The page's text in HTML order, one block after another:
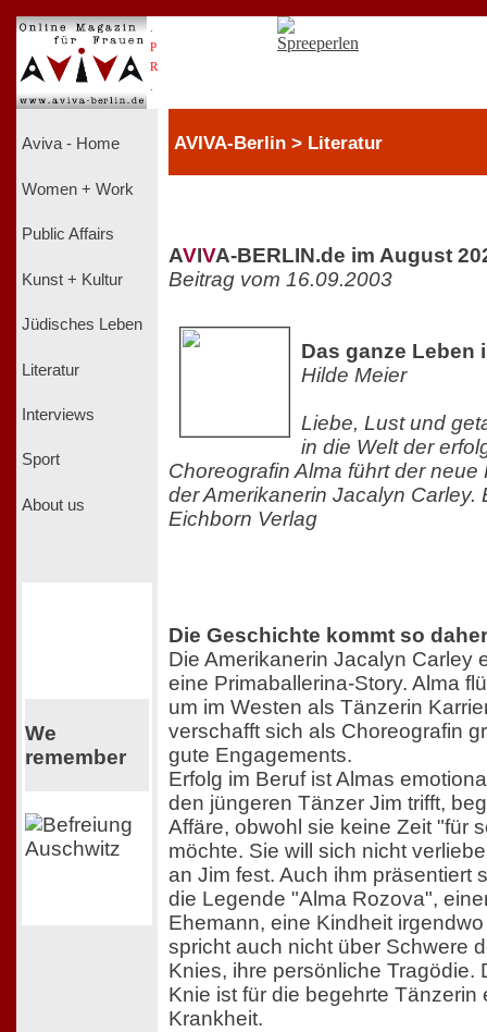
P
R
Aviva - Home
Women + Work
Public Affairs
Kunst + Kultur
Jüdisches Leben
Literatur
Interviews
Sport
About us
We
remember
AVIVA-Berlin > Literatur
AVIVA-BERLIN.de im August
Beitrag vom 16.09.2003
Das ganze Leben
Hilde Meier
Liebe, Lust und
in die Welt der
Choreografin Alma führt der
der Amerikanerin Jacalyn Carley.
Eichborn Verlag
Die Geschichte kommt so
Die Amerikanerin Jacalyn Carley
eine Primaballerina-Story. Alma
um im Westen als Tänzerin
verschafft sich als Choreografin
gute Engagements.
Erfolg im Beruf ist Almas
den jüngeren Tänzer Jim trifft,
Affäre, obwohl sie keine Zeit "für
möchte. Sie will sich nicht
an Jim fest. Auch ihm präsentiert
die Legende "Alma Rozova",
Ehemann, eine Kindheit
spricht auch nicht über Schwere
Knies, ihre persönliche Tragödie.
Knie ist für die begehrte Tänzerin
Krankheit.